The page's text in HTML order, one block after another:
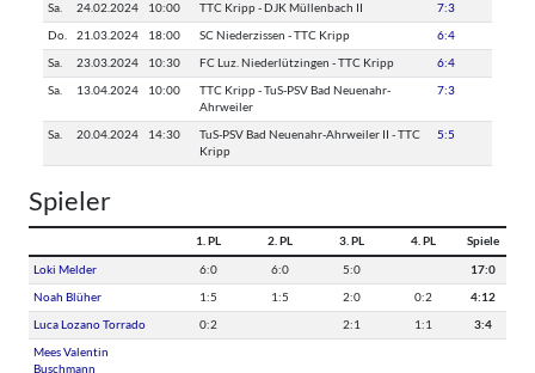
Sa. 24.02.2024 10:00 TTC Kripp - DJK Müllenbach II 7:3
Do. 21.03.2024 18:00 SC Niederzissen - TTC Kripp 6:4
Sa. 23.03.2024 10:30 FC Luz. Niederlützingen - TTC Kripp 6:4
Sa. 13.04.2024 10:00
TTC Kripp - TuS-PSV Bad Neuenahr-
Ahrweiler
7:3
Sa. 20.04.2024 14:30
TuS-PSV Bad Neuenahr-Ahrweiler II - TTC
Kripp
5:5
Spieler
1. PL 2. PL 3. PL 4. PL Spiele
Loki Melder 6:0 6:0 5:0 17:0
Noah Blüher 1:5 1:5 2:0 0:2 4:12
Luca Lozano Torrado 0:2 2:1 1:1 3:4
Mees Valentin
Buschmann